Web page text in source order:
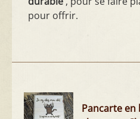
pour offrir.
Pancarte en